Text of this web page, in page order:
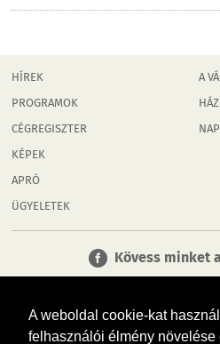
A weboldal cookie-kat
felhasználói élmény növelése
HÍREK
PROGRAMOK
CÉGREGISZTER
KÉPEK
APRÓ
ÜGYELETEK
A
Kövess minket